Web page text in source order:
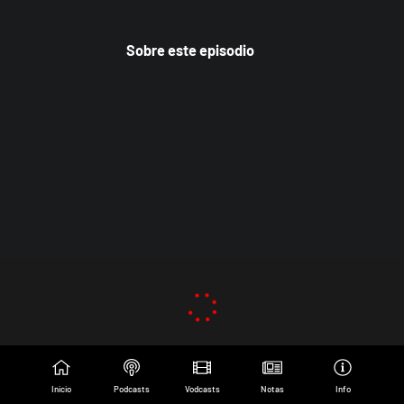
Sobre este episodio
Inicio Podcasts Vodcasts Notas Info